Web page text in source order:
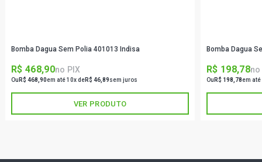
Bomba Dagua Sem Polia 401013 Indisa
R$ 468,90no PIX
Ou R$ 468,90em até 10x deR$ 46,89sem juros
VER PRODUTO
Bomba Dagua
R$ 198,78no
Ou R$ 198,78em até